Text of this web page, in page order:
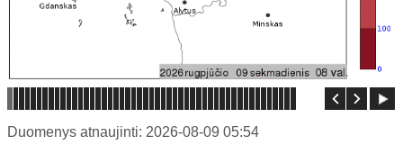
Duomenys atnaujinti: 2026-08-09 05:54